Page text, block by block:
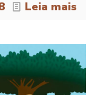
Leia mais